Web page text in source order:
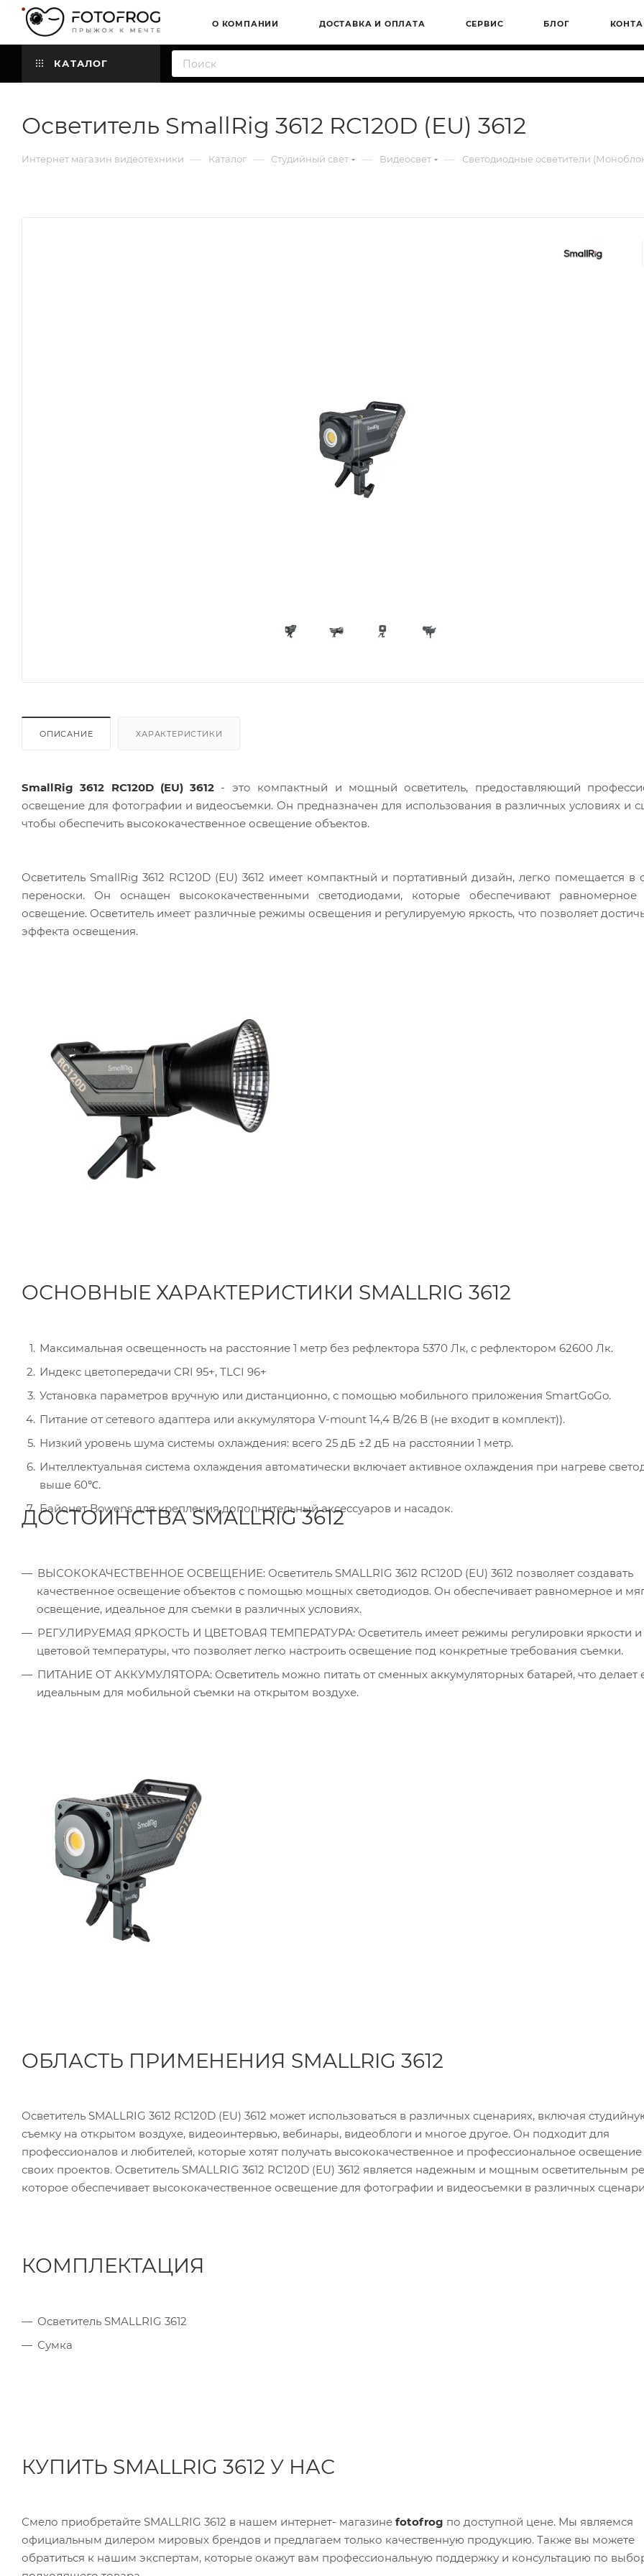
О КОМПАНИИ ДОСТАВКА И ОПЛАТА СЕРВИС БЛОГ
КАТАЛОГ
Осветитель SmallRig 3612 RC120D (EU) 3612
Интернет магазин видеотехники — Каталог — Студийный свет — Видеосвет — Светодиодные осветители
ОПИСАНИЕ ХАРАКТЕРИСТИКИ
SmallRig 3612 RC120D (EU) 3612 - это компактный и мощный осветитель, предоставляющий
освещение для фотографии и видеосъемки. Он предназначен для использования в различных условиях и
чтобы обеспечить высококачественное освещение объектов.
Осветитель SmallRig 3612 RC120D (EU) 3612 имеет компактный и портативный дизайн, легко помещается в
переноски. Он оснащен высококачественными светодиодами, которые обеспечивают
освещение. Осветитель имеет различные режимы освещения и регулируемую яркость, что позволяет
эффекта освещения.
ОСНОВНЫЕ ХАРАКТЕРИСТИКИ SMALLRIG 3612
Максимальная освещенность на расстояние 1 метр без рефлектора 5370 Лк, с рефлектором 62600 Лк.
Индекс цветопередачи CRI 95+, TLCI 96+
Установка параметров вручную или дистанционно, с помощью мобильного приложения SmartGoGo.
Питание от сетевого адаптера или аккумулятора V-mount 14,4 В/26 В (не входит в комплект)).
Низкий уровень шума системы охлаждения: всего 25 дБ ±2 дБ на расстоянии 1 метр.
Интеллектуальная система охлаждения автоматически включает активное охлаждения при нагреве
выше 60℃.
Байонет Bowens для крепления дополнительный аксессуаров и насадок.
ДОСТОИНСТВА SMALLRIG 3612
ВЫСОКОКАЧЕСТВЕННОЕ ОСВЕЩЕНИЕ: Осветитель SMALLRIG 3612 RC120D (EU) 3612 позволяет создавать
качественное освещение объектов с помощью мощных светодиодов. Он обеспечивает равномерное и
освещение, идеальное для съемки в различных условиях.
РЕГУЛИРУЕМАЯ ЯРКОСТЬ И ЦВЕТОВАЯ ТЕМПЕРАТУРА: Осветитель имеет режимы регулировки яркости и
цветовой температуры, что позволяет легко настроить освещение под конкретные требования съемки.
ПИТАНИЕ ОТ АККУМУЛЯТОРА: Осветитель можно питать от сменных аккумуляторных батарей, что делает
идеальным для мобильной съемки на открытом воздухе.
ОБЛАСТЬ ПРИМЕНЕНИЯ SMALLRIG 3612
Осветитель SMALLRIG 3612 RC120D (EU) 3612 может использоваться в различных сценариях, включая
съемку на открытом воздухе, видеоинтервью, вебинары, видеоблоги и многое другое. Он подходит для
профессионалов и любителей, которые хотят получать высококачественное и профессиональное
своих проектов. Осветитель SMALLRIG 3612 RC120D (EU) 3612 является надежным и мощным осветительным
которое обеспечивает высококачественное освещение для фотографии и видеосъемки в различных
КОМПЛЕКТАЦИЯ
Осветитель SMALLRIG 3612
Сумка
КУПИТЬ SMALLRIG 3612 У НАС
Смело приобретайте SMALLRIG 3612 в нашем интернет- магазине fotofrog по доступной цене. Мы являемся
официальным дилером мировых брендов и предлагаем только качественную продукцию. Также вы можете
обратиться к нашим экспертам, которые окажут вам профессиональную поддержку и консультацию по